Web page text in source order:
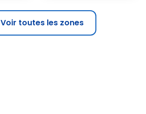
Voir toutes les zones